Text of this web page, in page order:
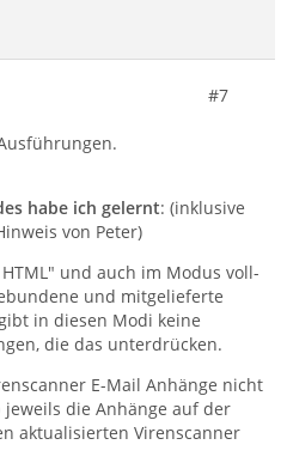
#7
habe ich gelernt: (inklusive
von Peter)
und auch im Modus voll-
und mitgelieferte
in diesen Modi keine
die das unterdrücken.
E-Mail Anhänge nicht
die Anhänge auf der
aktualisierten Virenscanner